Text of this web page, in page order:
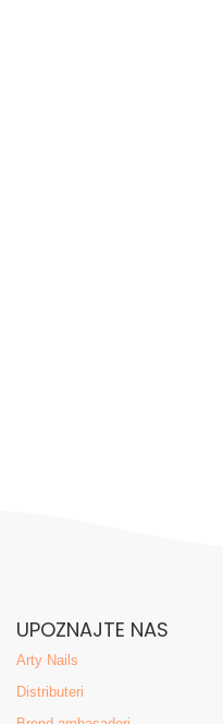
UPOZNAJTE NAS
Arty Nails
Distributeri